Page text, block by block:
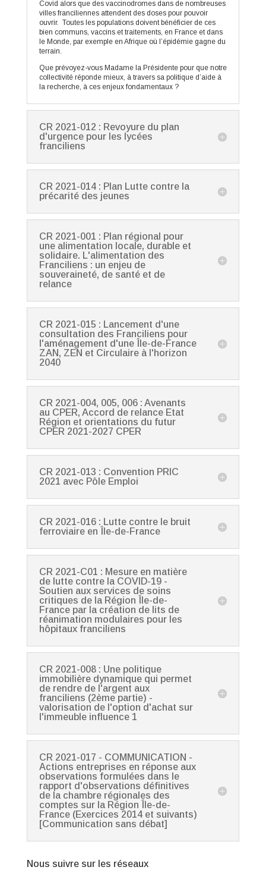
Covid alors que des vaccinodromes dans de nombreuses
villes franciliennes attendent des doses pour pouvoir
ouvrir. Toutes les populations doivent bénéficier de ces
bien communs, vaccins et traitements, en France et dans
le Monde, par exemple en Afrique où l’épidémie gagne du
terrain.
Que prévoyez-vous Madame la Présidente pour que notre
collectivité réponde mieux, à travers sa politique d’aide à
la recherche, à ces enjeux fondamentaux ?
CR 2021-012 : Revoyure du plan
d'urgence pour les lycées
franciliens
CR 2021-014 : Plan Lutte contre la
précarité des jeunes
CR 2021-001 : Plan régional pour
une alimentation locale, durable et
solidaire. L'alimentation des
Franciliens : un enjeu de
souveraineté, de santé et de
relance
CR 2021-015 : Lancement d'une
consultation des Franciliens pour
l'aménagement d'une Île-de-France
ZAN, ZEN et Circulaire à l'horizon
2040
CR 2021-004, 005, 006 : Avenants
au CPER, Accord de relance Etat
Région et orientations du futur
CPER 2021-2027 CPER
CR 2021-013 : Convention PRIC
2021 avec Pôle Emploi
CR 2021-016 : Lutte contre le bruit
ferroviaire en Île-de-France
CR 2021-C01 : Mesure en matière
de lutte contre la COVID-19 -
Soutien aux services de soins
critiques de la Région Île-de-
France par la création de lits de
réanimation modulaires pour les
hôpitaux franciliens
CR 2021-008 : Une politique
immobilière dynamique qui permet
de rendre de l'argent aux
franciliens (2ème partie) -
valorisation de l'option d'achat sur
l'immeuble influence 1
CR 2021-017 - COMMUNICATION -
Actions entreprises en réponse aux
observations formulées dans le
rapport d'observations définitives
de la chambre régionales des
comptes sur la Région Île-de-
France (Exercices 2014 et suivants)
[Communication sans débat]
Nous suivre sur les réseaux